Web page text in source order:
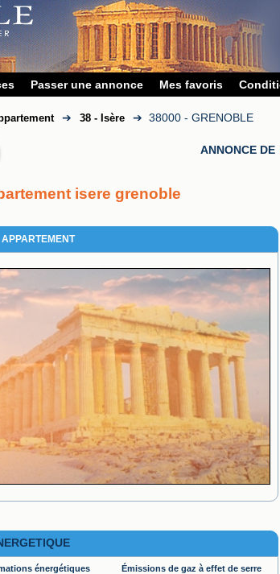
Passer une annonce Mes favoris
➔ 38 - Isère ➔ 38000 - GRENOBLE
ANNONCE DE
isere grenoble
APPARTEMENT
énergétiques Émissions de gaz à effet de serre